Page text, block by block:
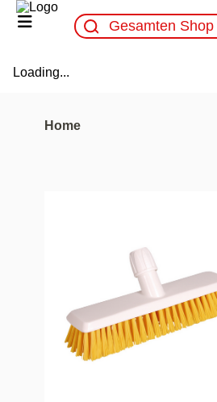
Loading...
Home